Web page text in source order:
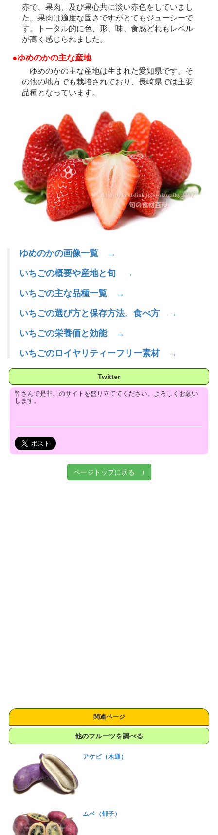
赤で、果肉、及び果心共に淡い赤色をしていまし
た。果肉は適度な固さですがとてもジューシーで
す。トータル的に色、形、味、食感どれもレベル
が高く感じられました。
●ゆめのかの主な産地
ゆめのかの主な産地は生まれた愛知県です。そ
の他の地方でも栽培されており、長崎県では主要
品種となっています。
ゆめのかの画像一覧 →
いちごの概要や産地と旬 →
いちごの主な品種一覧 →
いちごの選び方と保存方法、食べ方 →
いちごの栄養価と効能 →
いちごのロイヤリティーフリー素材 →
Twitter
皆さんで是非このサイトを盛り立ててください。よろしくお願い
します。
ページトップに戻る ↑
関連ページ
他のフルーツを調べる
アケビ（木通）
ムベ（郁子）